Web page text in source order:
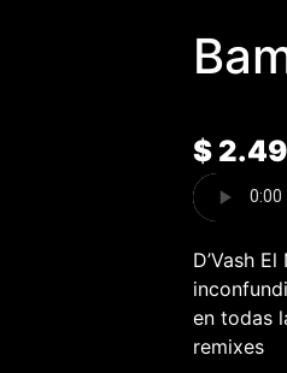
$2.49
D’Vash
en todas
remixes